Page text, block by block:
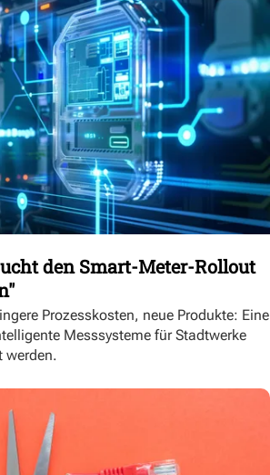
den Smart-Meter-Rollout
Prozesskosten, neue Produkte: Eine
Messsysteme für Stadtwerke
werden.